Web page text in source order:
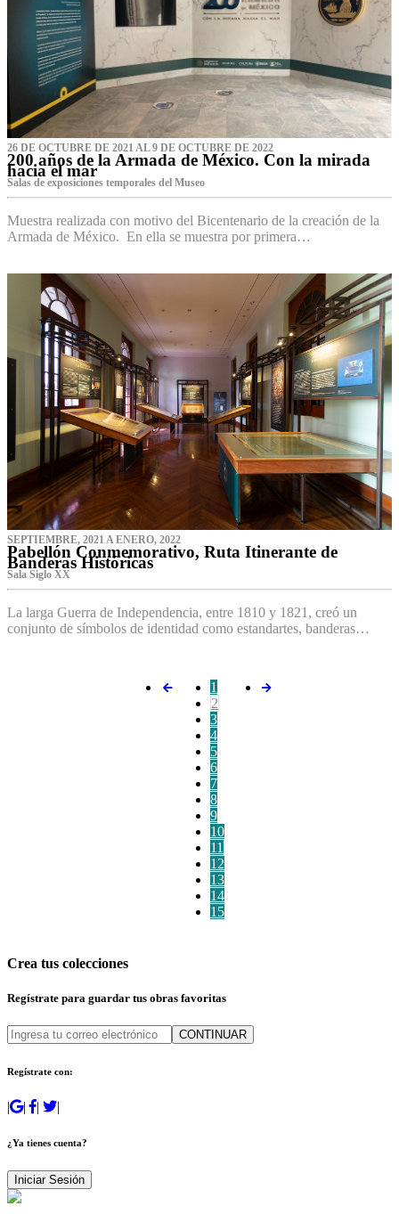
26 DE OCTUBRE DE 2021 AL 9 DE OCTUBRE DE 2022
200 años de la Armada de México. Con la mirada
hacia el mar
Salas de exposiciones temporales del Museo‌
Muestra realizada con motivo del Bicentenario de la creación de la
Armada de México. En ella se muestra por primera…
SEPTIEMBRE, 2021 A ENERO, 2022
Pabellón Conmemorativo, Ruta Itinerante de
Banderas Históricas
Sala Siglo XX
La larga Guerra de Independencia, entre 1810 y 1821, creó un
conjunto de símbolos de identidad como estandartes, banderas…
1
2
3
4
5
6
7
8
9
10
11
12
13
14
15
Crea tus colecciones
Regístrate para guardar tus obras favoritas
CONTINUAR
Regístrate con:
| | | |
¿Ya tienes cuenta?
Iniciar Sesión